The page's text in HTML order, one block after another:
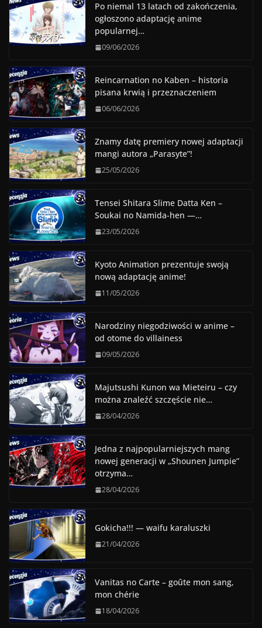
Po niemal 13 latach od zakończenia,
ogłoszono adaptację anime
popularnej…
09/06/2026
Reincarnation no Kaben – historia
pisana krwią i przeznaczeniem
06/06/2026
Znamy datę premiery nowej adaptacji
mangi autora „Parasyte”!
25/05/2026
Tensei Shitara Slime Datta Ken –
Soukai no Namida-hen —…
23/05/2026
Kyoto Animation prezentuje swoją
nową adaptację anime!
11/05/2026
Narodziny niegodziwości w anime –
od otome do villainess
09/05/2026
Majutsushi Kunon wa Mieteiru – czy
można znaleźć szczęście nie…
28/04/2026
Jedna z najpopularniejszych mang
nowej generacji w „Shounen Jumpie”
otrzyma…
28/04/2026
Gokicha!!! — waifu karaluszki
21/04/2026
Vanitas no Carte – goûte mon sang,
mon chérie
18/04/2026